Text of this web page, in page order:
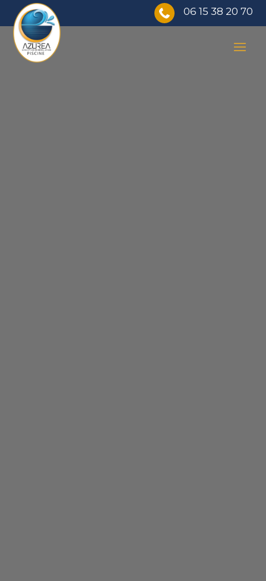
 06 15 38 20 70